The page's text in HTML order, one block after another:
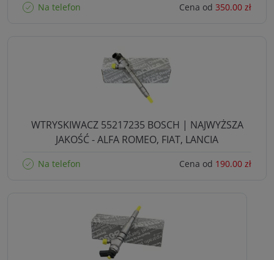
Na telefon Cena od 350.00 zł
WTRYSKIWACZ 55217235 BOSCH | NAJWYŻSZA
JAKOŚĆ - ALFA ROMEO, FIAT, LANCIA
Na telefon Cena od 190.00 zł